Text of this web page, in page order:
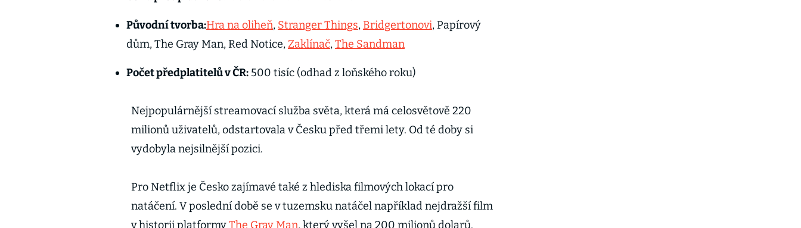
Původní tvorba:Hra na oliheň, Stranger Things, Bridgertonovi, Papírový
dům, The Gray Man, Red Notice,Zaklínač,The Sandman
Počet předplatitelů v ČR: 500 tisíc (odhad z loňského roku)
Nejpopulárnější streamovací služba světa, která má celosvětově 220
milionů uživatelů, odstartovala v Česku před třemi lety. Od té doby si
vydobyla nejsilnější pozici.
Pro Netflix je Česko zajímavé také z hlediska filmových lokací pro
natáčení. V poslední době se v tuzemsku natáčel například nejdražší film
v historii platformyThe Gray Man, který vyšel na 200 milionů dolarů.